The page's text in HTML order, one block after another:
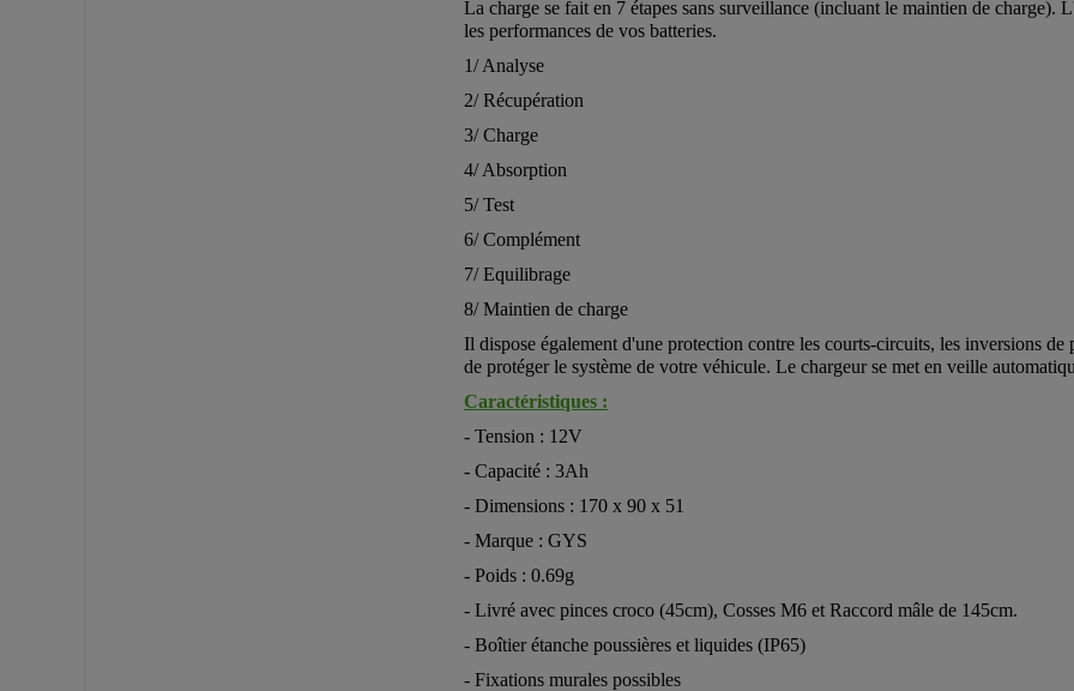
La charge se fait en 7 étapes sans surveillance (incluant le maintien de charge).
les performances de vos batteries.
1/ Analyse
2/ Récupération
3/ Charge
4/ Absorption
5/ Test
6/ Complément
7/ Equilibrage
8/ Maintien de charge
Il dispose également d'une protection contre les courts-circuits, les inversions
de protéger le système de votre véhicule. Le chargeur se met en veille
Caractéristiques :
- Tension : 12V
- Capacité : 3Ah
- Dimensions : 170 x 90 x 51
- Marque : GYS
- Poids : 0.69g
- Livré avec pinces croco (45cm), Cosses M6 et Raccord mâle de 145cm.
- Boîtier étanche poussières et liquides (IP65)
- Fixations murales possibles